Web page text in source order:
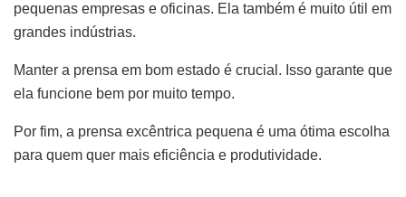
pequenas empresas e oficinas. Ela também é muito útil em
grandes indústrias.
Manter a prensa em bom estado é crucial. Isso garante que
ela funcione bem por muito tempo.
Por fim, a prensa excêntrica pequena é uma ótima escolha
para quem quer mais eficiência e produtividade.